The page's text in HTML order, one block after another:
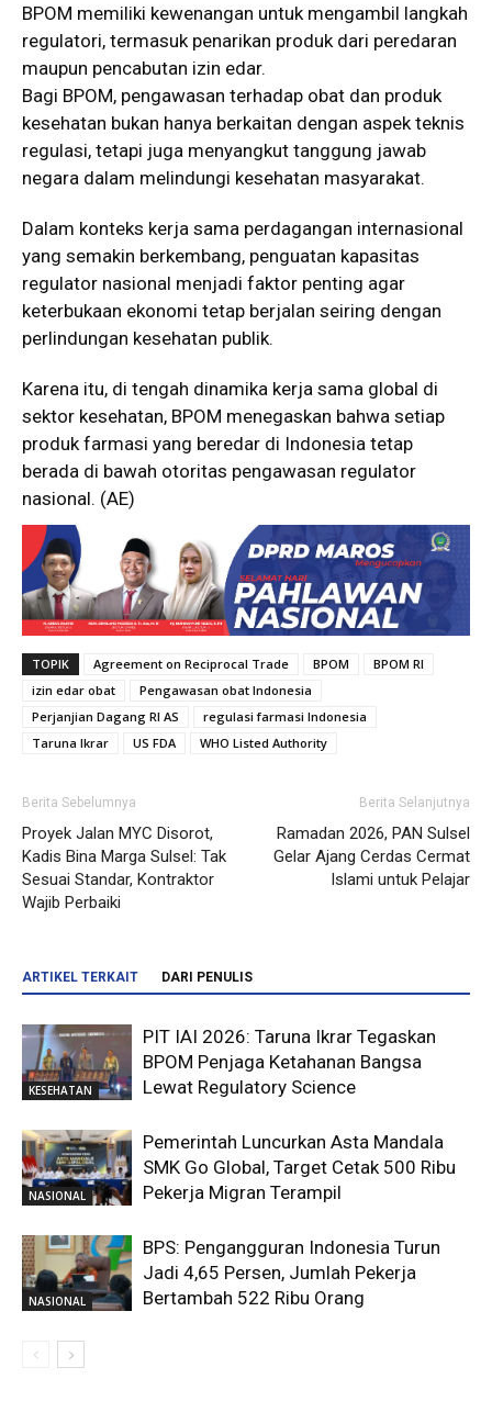
BPOM memiliki kewenangan untuk mengambil langkah
regulatori, termasuk penarikan produk dari peredaran
maupun pencabutan izin edar.
Bagi BPOM, pengawasan terhadap obat dan produk
kesehatan bukan hanya berkaitan dengan aspek teknis
regulasi, tetapi juga menyangkut tanggung jawab
negara dalam melindungi kesehatan masyarakat.
Dalam konteks kerja sama perdagangan internasional
yang semakin berkembang, penguatan kapasitas
regulator nasional menjadi faktor penting agar
keterbukaan ekonomi tetap berjalan seiring dengan
perlindungan kesehatan publik.
Karena itu, di tengah dinamika kerja sama global di
sektor kesehatan, BPOM menegaskan bahwa setiap
produk farmasi yang beredar di Indonesia tetap
berada di bawah otoritas pengawasan regulator
nasional. (AE)
TOPIK Agreement on Reciprocal Trade BPOM
BPOM RI
izin edar obat
Pengawasan obat Indonesia
Perjanjian Dagang RI AS
regulasi farmasi Indonesia
Taruna Ikrar
US FDA WHO Listed Authority
Berita Sebelumnya
Proyek Jalan MYC Disorot,
Kadis Bina Marga Sulsel: Tak
Sesuai Standar, Kontraktor
Wajib Perbaiki
Berita Selanjutnya
Ramadan 2026, PAN Sulsel
Gelar Ajang Cerdas Cermat
Islami untuk Pelajar
ARTIKEL TERKAIT DARI PENULIS
KESEHATAN
PIT IAI 2026: Taruna Ikrar Tegaskan
BPOM Penjaga Ketahanan Bangsa
Lewat Regulatory Science
NASIONAL
Pemerintah Luncurkan Asta Mandala
SMK Go Global, Target Cetak 500 Ribu
Pekerja Migran Terampil
NASIONAL
BPS: Pengangguran Indonesia Turun
Jadi 4,65 Persen, Jumlah Pekerja
Bertambah 522 Ribu Orang